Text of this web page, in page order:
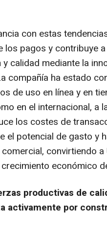
con estas
los pagos y contribuye
y calidad mediante la
compañía ha estado
de uso en línea y en
en el internacional, a
los costes de
el potencial de gasto y
convirtiendo
económico
productivas de
activamente por